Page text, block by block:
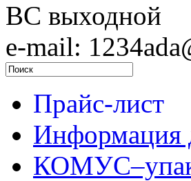
ВС выходной
e-mail:
Прайс-лист
Информация